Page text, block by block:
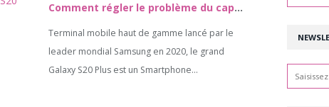
Comment régler le problème du capteur d'empreintes sur le Galaxy S20 Plus ?
Terminal mobile haut de gamme lancé par le
leader mondial Samsung en 2020, le grand
Galaxy S20 Plus est un Smartphone...